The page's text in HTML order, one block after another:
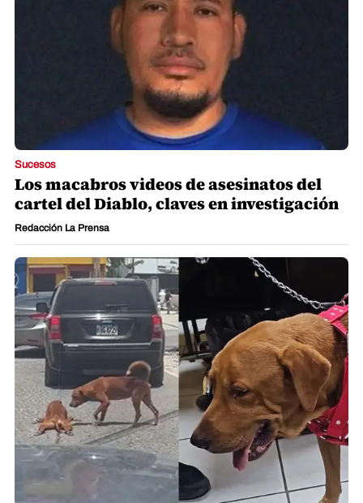
Sucesos
Los macabros videos de asesinatos del
cartel del Diablo, claves en investigación
Redacción La Prensa